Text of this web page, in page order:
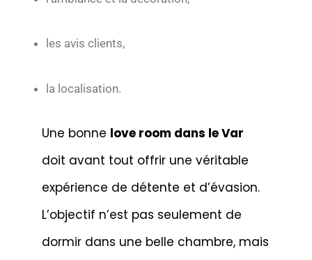
les avis clients,
la localisation.
Une bonne love room dans le Var
doit avant tout offrir une véritable
expérience de détente et d’évasion.
L’objectif n’est pas seulement de
dormir dans une belle chambre, mais